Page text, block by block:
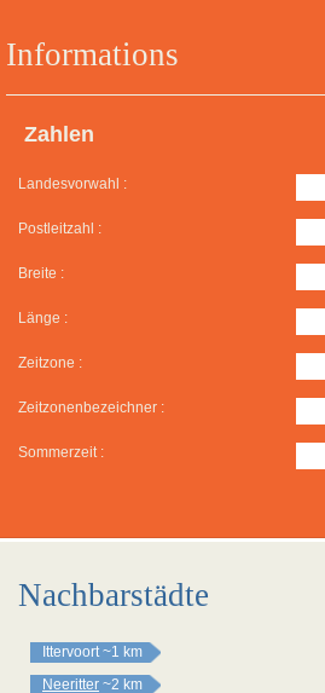
Informations
Zahlen
Landesvorwahl :
Postleitzahl :
Breite :
Länge :
Zeitzone :
Zeitzonenbezeichner :
Sommerzeit :
Nachbarstädte
Ittervoort ~1 km
Neeritter ~2 km